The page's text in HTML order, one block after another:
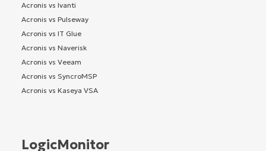
Acronis vs Ivanti
Acronis vs Pulseway
Acronis vs IT Glue
Acronis vs Naverisk
Acronis vs Veeam
Acronis vs SyncroMSP
Acronis vs Kaseya VSA
LogicMonitor